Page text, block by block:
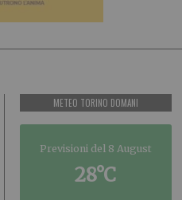
METEO TORINO DOMANI
Previsioni del 8 August
28°C